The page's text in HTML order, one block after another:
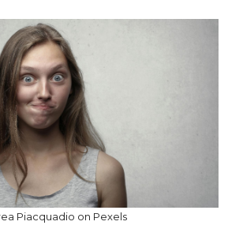
Piacquadio on Pexels